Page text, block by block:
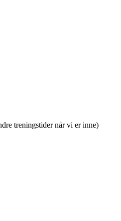
treningstider når vi er inne)